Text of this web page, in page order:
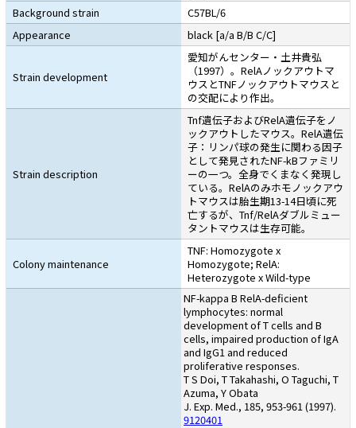
Background strain
C57BL/6
Appearance
black [a/a B/B C/C]
Strain development
愛知がんセンター・土井貴弘
（1997）。RelAノックアウトマ
ウスとTNFノックアウトマウスと
の交配により作出。
Strain description
Tnf遺伝子およびRelA遺伝子をノ
ックアウトしたマウス。RelA遺伝
子：リンパ球の発生に関わる因子
として発見されたNF-kBファミリ
ーの一つ。全身でくまなく発現し
ている。RelAのみホモノックアウ
トマウスは胎生期13-14日頃に死
亡するが、Tnf/RelAダブルミュー
タントマウスは生存可能。
Colony maintenance
TNF: Homozygote x
Homozygote; RelA:
Heterozygote x Wild-type
NF-kappa B RelA-deficient
lymphocytes: normal
development of T cells and B
cells, impaired production of IgA
and IgG1 and reduced
proliferative responses.
T S Doi, T Takahashi, O Taguchi, T
Azuma, Y Obata
J. Exp. Med., 185, 953-961 (1997).
9120401